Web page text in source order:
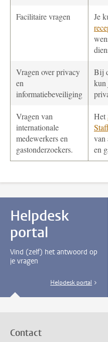
Facilitaire vragen Je
Vragen over privacy
en
informatiebeveiliging
Bij
kun
Vragen van
internationale
medewerkers en
gastonderzoekers.
Het
van
en
Helpdesk
portal
Vind (zelf) het antwoord op
je vragen
Helpdesk portal
Contact